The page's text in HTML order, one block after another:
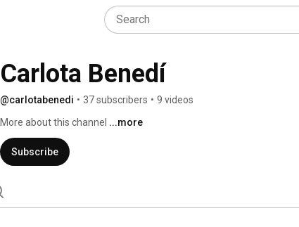
Carlota Benedí
@carlotabenedi • 37 subscribers • 9 videos
More about this channel ...more
Subscribe